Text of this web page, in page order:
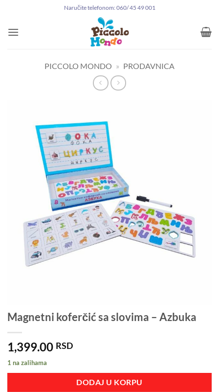
sadržaj
Naručite telefonom: 060/ 45 49 001
PICCOLO MONDO » PRODAVNICA
Magnetni koferčić sa slovima – Azbuka
1,399.00 RSD
1 na zalihama
DODAJ U KORPU